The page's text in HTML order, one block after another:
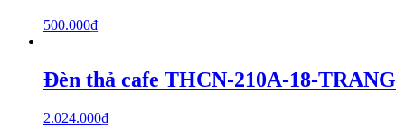
500.000₫
Đèn thả cafe THCN-210A-18-TRANG
2.024.000₫